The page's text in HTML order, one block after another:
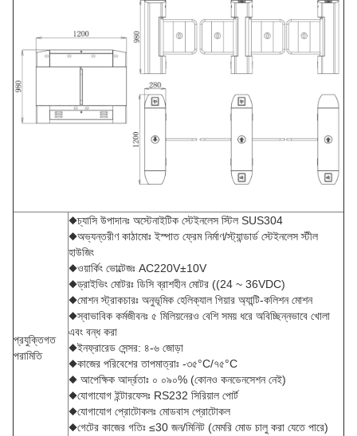
প্রযুক্তিগত
পরামিতি
◆চ্যাসি উপাদানঃ অস্টেনাইটিক স্টেইনলেস স্টিল SUS304
◆অভ্যন্তরীণ কাঠামোঃ ইস্পাত ফ্রেম নির্মাণ/স্ট্যান্ডার্ড স্টেইনলেস স্টীল
হাউজিং
◆ওয়ার্কিং ভোল্টেজঃ AC220V±10V
◆ড্রাইভিং মোটরঃ ডিসি ব্রাশহীন মোটর ((24 ~ 36VDC)
◆মোশন স্ট্রাকচারঃ অনুভূমিক হেলিক্যাল গিয়ার অ্যান্টি-কলিশন মোশন
◆স্বাভাবিক কর্মজীবনঃ ৫ মিলিয়নেরও বেশি সময় ধরে অবিচ্ছিন্নভাবে খোলা
এবং বন্ধ করা
◆ইনফ্রারেড সেন্সর: ৪-৬ জোড়া
◆কাজের পরিবেশের তাপমাত্রাঃ -৩৫°C/৭৫°C
◆ আপেক্ষিক আর্দ্রতাঃ ০ ০৯০% (কোনও কনডেনসেশন নেই)
◆যোগাযোগ ইন্টারফেসঃ RS232 সিরিয়াল পোর্ট
◆যোগাযোগ প্রোটোকলঃ মোডবাস প্রোটোকল
◆গেটের কাজের গতিঃ ≤30 জন/মিনিট (মেমরি মোড চালু করা যেতে পারে)